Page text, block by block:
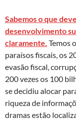
Sabemos o que
desenvolvimento
claramente. Temos
paraísos fiscais, os
evasão fiscal,
200 vezes os 100
se decidiu alocar
riqueza de
dramas estão